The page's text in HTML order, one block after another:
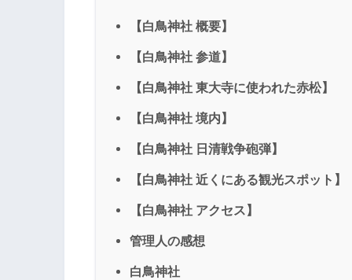
【白鳥神社 概要】
【白鳥神社 参道】
【白鳥神社 東大寺に使われた赤松】
【白鳥神社 境内】
【白鳥神社 日清戦争砲弾】
【白鳥神社 近くにある観光スポット】
【白鳥神社 アクセス】
管理人の感想
白鳥神社